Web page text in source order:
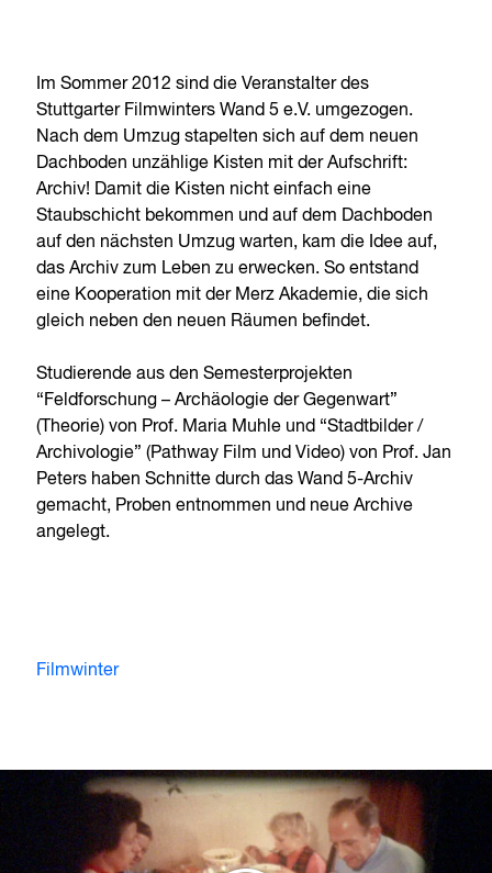
Im Sommer 2012 sind die Veranstalter des
Stuttgarter Filmwinters Wand 5 e.V. umgezogen.
Nach dem Umzug stapelten sich auf dem neuen
Dachboden unzählige Kisten mit der Aufschrift:
Archiv! Damit die Kisten nicht einfach eine
Staubschicht bekommen und auf dem Dachboden
auf den nächsten Umzug warten, kam die Idee auf,
das Archiv zum Leben zu erwecken. So entstand
eine Kooperation mit der Merz Akademie, die sich
gleich neben den neuen Räumen befindet.
Studierende aus den Semesterprojekten
“Feldforschung – Archäologie der Gegenwart”
(Theorie) von Prof. Maria Muhle und “Stadtbilder /
Archivologie” (Pathway Film und Video) von Prof. Jan
Peters haben Schnitte durch das Wand 5-Archiv
gemacht, Proben entnommen und neue Archive
angelegt.
Filmwinter